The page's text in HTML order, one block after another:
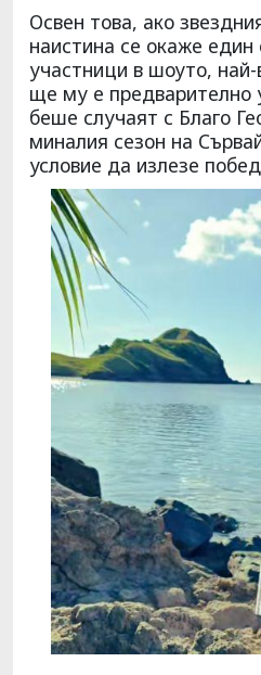
Освен това, ако
наистина се окаже един
участници в шоуто,
ще му е предварително
беше случаят с Благо
миналия сезон на
условие да излезе